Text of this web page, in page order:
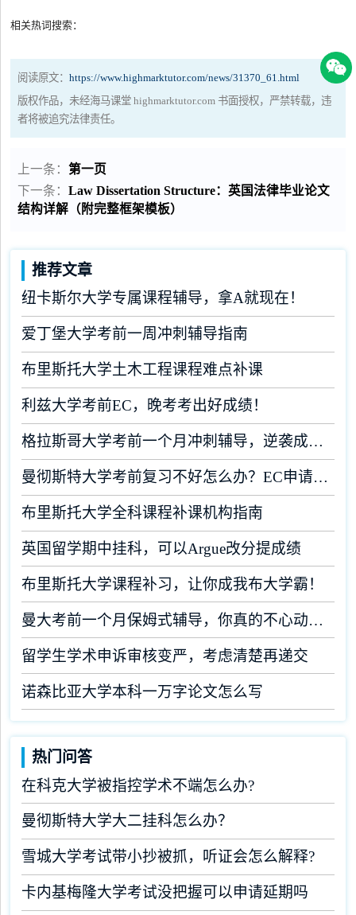
相关热词搜索：
阅读原文：https://www.highmarktutor.com/news/31370_61.html
版权作品，未经海马课堂 highmarktutor.com 书面授权，严禁转载，违
者将被追究法律责任。
上一条：第一页
下一条：Law Dissertation Structure：英国法律毕业论文
结构详解（附完整框架模板）
推荐文章
纽卡斯尔大学专属课程辅导，拿A就现在！
爱丁堡大学考前一周冲刺辅导指南
布里斯托大学土木工程课程难点补课
利兹大学考前EC，晚考考出好成绩！
格拉斯哥大学考前一个月冲刺辅导，逆袭成为学霸！
曼彻斯特大学考前复习不好怎么办？EC申请了解一下！
布里斯托大学全科课程补课机构指南
英国留学期中挂科，可以Argue改分提成绩
布里斯托大学课程补习，让你成我布大学霸！
曼大考前一个月保姆式辅导，你真的不心动吗？
留学生学术申诉审核变严，考虑清楚再递交
诺森比亚大学本科一万字论文怎么写
热门问答
在科克大学被指控学术不端怎么办?
曼彻斯特大学大二挂科怎么办？
雪城大学考试带小抄被抓，听证会怎么解释?
卡内基梅隆大学考试没把握可以申请延期吗